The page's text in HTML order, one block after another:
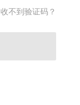
收不到验证码？